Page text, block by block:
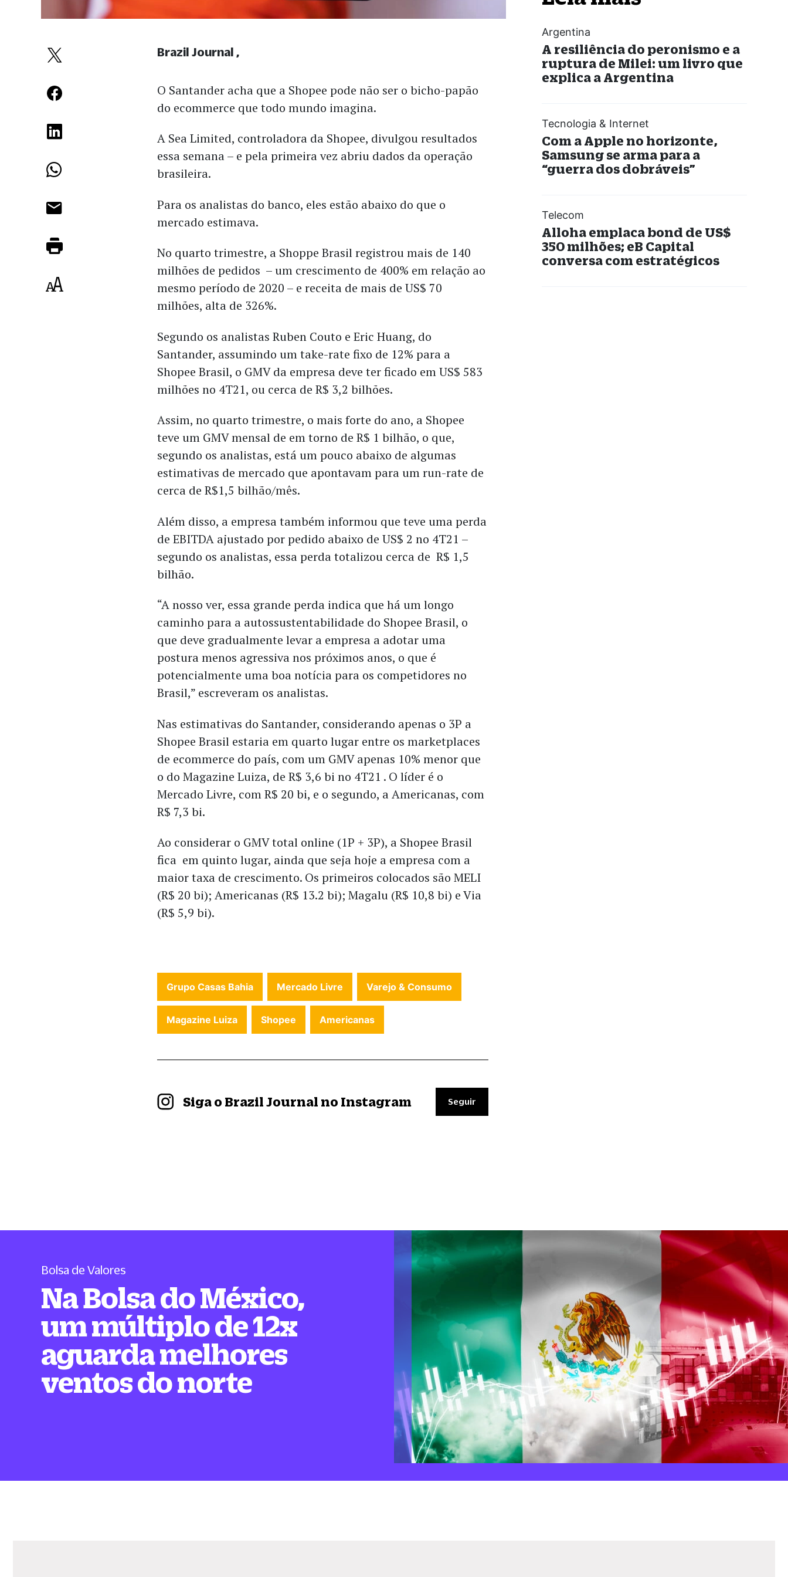
O Santander acha que a Shopee pode não ser o bicho-papão
do ecommerce que todo mundo imagina.
A Sea Limited, controladora da Shopee, divulgou resultados
essa semana – e pela primeira vez abriu dados da operação
brasileira.
Para os analistas do banco, eles estão abaixo do que o
mercado estimava.
No quarto trimestre, a Shoppe Brasil registrou mais de 140
milhões de pedidos – um crescimento de 400% em relação ao
mesmo período de 2020 – e receita de mais de US$ 70
milhões, alta de 326%.
Segundo os analistas Ruben Couto e Eric Huang, do
Santander, assumindo um take-rate fixo de 12% para a
Shopee Brasil, o GMV da empresa deve ter ficado em US$ 583
milhões no 4T21, ou cerca de R$ 3,2 bilhões.
Assim, no quarto trimestre, o mais forte do ano, a Shopee
teve um GMV mensal de em torno de R$ 1 bilhão, o que,
segundo os analistas, está um pouco abaixo de algumas
estimativas de mercado que apontavam para um run-rate de
cerca de R$1,5 bilhão/mês.
Além disso, a empresa também informou que teve uma perda
de EBITDA ajustado por pedido abaixo de US$ 2 no 4T21 –
segundo os analistas, essa perda totalizou cerca de R$ 1,5
bilhão.
“A nosso ver, essa grande perda indica que há um longo
caminho para a autossustentabilidade do Shopee Brasil, o
que deve gradualmente levar a empresa a adotar uma
postura menos agressiva nos próximos anos, o que é
potencialmente uma boa notícia para os competidores no
Brasil,” escreveram os analistas.
Nas estimativas do Santander, considerando apenas o 3P a
Shopee Brasil estaria em quarto lugar entre os marketplaces
de ecommerce do país, com um GMV apenas 10% menor que
o do Magazine Luiza, de R$ 3,6 bi no 4T21 . O líder é o
Mercado Livre, com R$ 20 bi, e o segundo, a Americanas, com
R$ 7,3 bi.
Ao considerar o GMV total online (1P + 3P), a Shopee Brasil
fica em quinto lugar, ainda que seja hoje a empresa com a
maior taxa de crescimento. Os primeiros colocados são MELI
(R$ 20 bi); Americanas (R$ 13.2 bi); Magalu (R$ 10,8 bi) e Via
(R$ 5,9 bi).
Brazil Journal
Grupo Casas Bahia Mercado Livre Varejo & Consumo
Magazine Luiza Shopee Americanas
Siga o Brazil Journal no Instagram Seguir
Argentina
A resiliência do peronismo e a
ruptura de Milei: um livro que
explica a Argentina
Tecnologia & Internet
Com a Apple no horizonte,
Samsung se arma para a
“guerra dos dobráveis”
Telecom
Alloha emplaca bond de US$
350 milhões; eB Capital
conversa com estratégicos
Bolsa de Valores
Na Bolsa do México,
um múltiplo de 12x
aguarda melhores
ventos do norte